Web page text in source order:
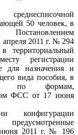
50 человек, в
2011 г. № 294
территориальный
регистрации
для назначения и
вида пособия, в
по формам,
ФСС от 17 июня
конфигурации
2011 г. № 196